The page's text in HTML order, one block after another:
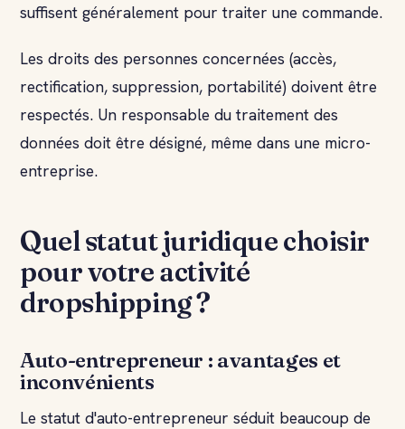
suffisent généralement pour traiter une commande.
Les droits des personnes concernées (accès,
rectification, suppression, portabilité) doivent être
respectés. Un responsable du traitement des
données doit être désigné, même dans une micro-
entreprise.
Quel statut juridique choisir
pour votre activité
dropshipping ?
Auto-entrepreneur : avantages et
inconvénients
Le statut d'auto-entrepreneur séduit beaucoup de